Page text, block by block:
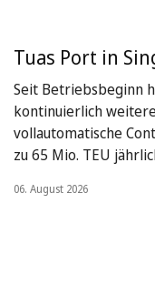
Tuas Port in
Seit Betriebsbeginn
kontinuierlich
vollautomatische
zu 65 Mio. TEU
06. August 2026